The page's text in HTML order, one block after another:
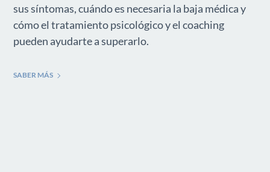
sus síntomas, cuándo es necesaria la baja médica y
cómo el tratamiento psicológico y el coaching
pueden ayudarte a superarlo.
SABER MÁS